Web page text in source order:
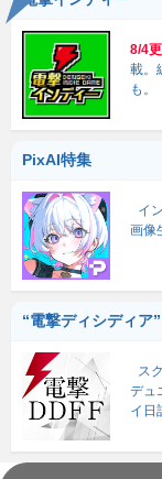
8/4
載。
も。
PixAI特集
イ
画像
“電撃ディシディア
ス
デュ
イ日